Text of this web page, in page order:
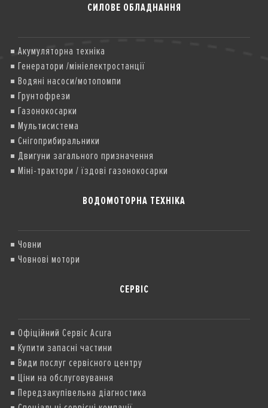
СИЛОВЕ ОБЛАДНАННЯ
Акумуляторна техніка
Генератори /мініелектростанції
Водяні насоси/мотопомпи
Грунтофрези
Газонокосарки
Мультисистема
Снігоприбиральники
Двигуни загального призначення
Міні-трактори / їздові газонокосарки
ВОДОМОТОРНА ТЕХНІКА
Човни
Човнові мотори
СЕРВІС
Офіційний Сервіс Acura
Купити запасні частини
Види послуг сервісного центру
Ціни на обслуговування
Передзакупівельна діагностика